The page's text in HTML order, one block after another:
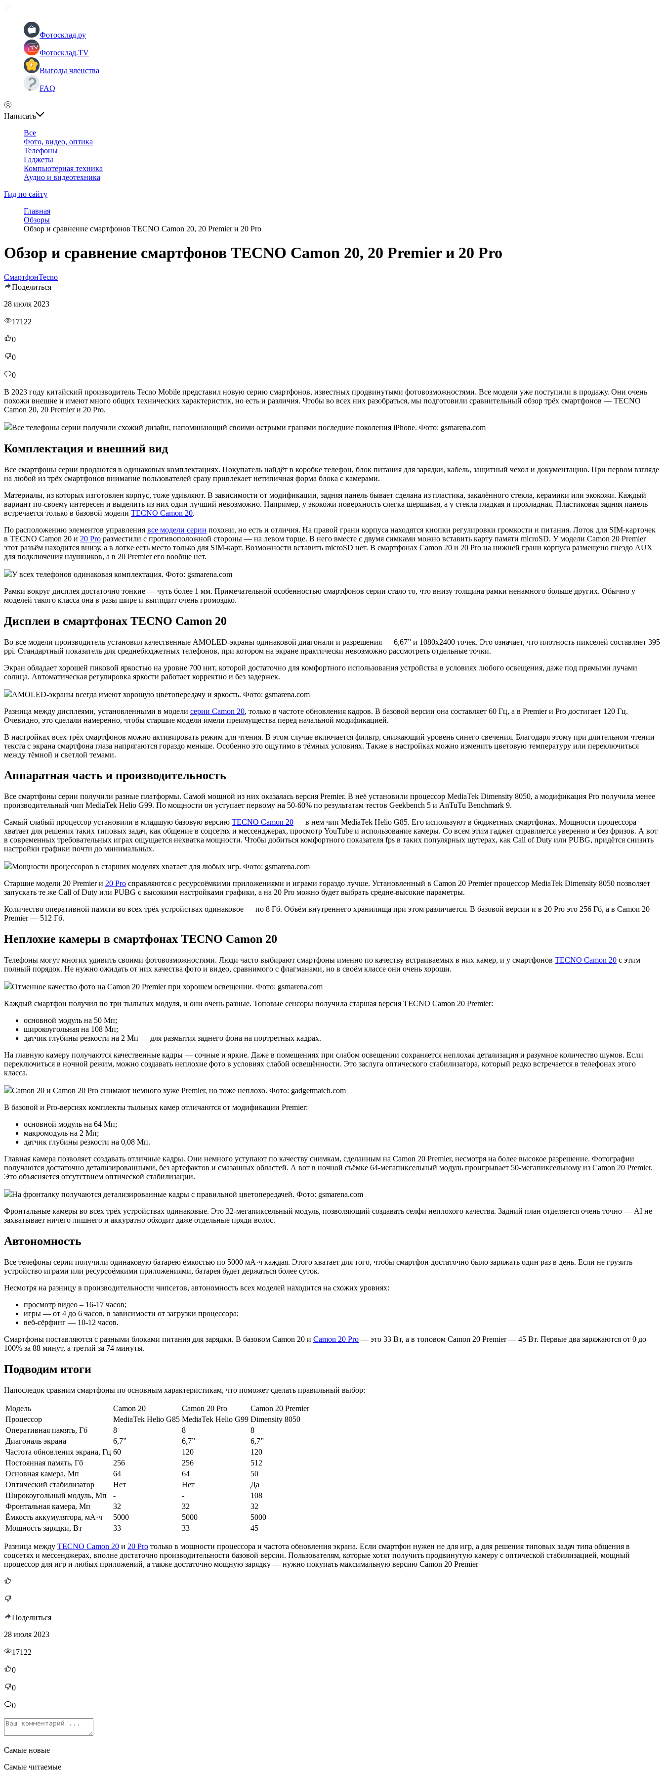
Фотосклад.ру
Фотосклад.TV
Выгоды членства
FAQ
Написать
Все
Фото, видео, оптика
Телефоны
Гаджеты
Компьютерная техника
Аудио и видеотехника
Гид по сайту
Главная
Обзоры
Обзор и сравнение смартфонов TECNO Camon 20, 20 Premier и 20 Pro
Обзор и сравнение смартфонов TECNO Camon 20, 20 Premier и 20 Pro
СмартфонTecno
Поделиться
28 июля 2023
17122
0
0
0
В 2023 году китайский производитель Tecno Mobile представил новую серию смартфонов, известных продвинутыми фотовозможностями. Все модели уже поступили в продажу. Они очень
похожи внешне и имеют много общих технических характеристик, но есть и различия. Чтобы во всех них разобраться, мы подготовили сравнительный обзор трёх смартфонов — TECNO
Camon 20, 20 Premier и 20 Pro.
Все телефоны серии получили схожий дизайн, напоминающий своими острыми гранями последние поколения iPhone. Фото: gsmarena.com
Комплектация и внешний вид
Все смартфоны серии продаются в одинаковых комплектациях. Покупатель найдёт в коробке телефон, блок питания для зарядки, кабель, защитный чехол и документацию. При первом взгляде
на любой из трёх смартфонов внимание пользователей сразу привлекает нетипичная форма блока с камерами.
Материалы, из которых изготовлен корпус, тоже удивляют. В зависимости от модификации, задняя панель бывает сделана из пластика, закалённого стекла, керамики или экокожи. Каждый
вариант по-своему интересен и выделить из них один лучший невозможно. Например, у экокожи поверхность слегка шершавая, а у стекла гладкая и прохладная. Пластиковая задняя панель
встречается только в базовой модели TECNO Camon 20.
По расположению элементов управления все модели серии похожи, но есть и отличия. На правой грани корпуса находятся кнопки регулировки громкости и питания. Лоток для SIM-карточек
в TECNO Camon 20 и 20 Pro разместили с противоположной стороны — на левом торце. В него вместе с двумя симками можно вставить карту памяти microSD. У модели Camon 20 Premier
этот разъём находится внизу, а в лотке есть место только для SIM-карт. Возможности вставить microSD нет. В смартфонах Camon 20 и 20 Pro на нижней грани корпуса размещено гнездо AUX
для подключения наушников, а в 20 Premier его вообще нет.
У всех телефонов одинаковая комплектация. Фото: gsmarena.com
Рамки вокруг дисплея достаточно тонкие — чуть более 1 мм. Примечательной особенностью смартфонов серии стало то, что внизу толщина рамки ненамного больше других. Обычно у
моделей такого класса она в разы шире и выглядит очень громоздко.
Дисплеи в смартфонах TECNO Camon 20
Во все модели производитель установил качественные AMOLED-экраны одинаковой диагонали и разрешения — 6,67” и 1080х2400 точек. Это означает, что плотность пикселей составляет 395
ppi. Стандартный показатель для среднебюджетных телефонов, при котором на экране практически невозможно рассмотреть отдельные точки.
Экран обладает хорошей пиковой яркостью на уровне 700 нит, которой достаточно для комфортного использования устройства в условиях любого освещения, даже под прямыми лучами
солнца. Автоматическая регулировка яркости работает корректно и без задержек.
AMOLED-экраны всегда имеют хорошую цветопередачу и яркость. Фото: gsmarena.com
Разница между дисплеями, установленными в модели серии Camon 20, только в частоте обновления кадров. В базовой версии она составляет 60 Гц, а в Premier и Pro достигает 120 Гц.
Очевидно, это сделали намеренно, чтобы старшие модели имели преимущества перед начальной модификацией.
В настройках всех трёх смартфонов можно активировать режим для чтения. В этом случае включается фильтр, снижающий уровень синего свечения. Благодаря этому при длительном чтении
текста с экрана смартфона глаза напрягаются гораздо меньше. Особенно это ощутимо в тёмных условиях. Также в настройках можно изменить цветовую температуру или переключиться
между тёмной и светлой темами.
Аппаратная часть и производительность
Все смартфоны серии получили разные платформы. Самой мощной из них оказалась версия Premier. В неё установили процессор MediaTek Dimensity 8050, а модификация Pro получила менее
производительный чип MediaTek Helio G99. По мощности он уступает первому на 50-60% по результатам тестов Geekbench 5 и AnTuTu Benchmark 9.
Самый слабый процессор установили в младшую базовую версию TECNO Camon 20 — в нем чип MediaTek Helio G85. Его используют в бюджетных смартфонах. Мощности процессора
хватает для решения таких типовых задач, как общение в соцсетях и мессенджерах, просмотр YouTube и использование камеры. Со всем этим гаджет справляется уверенно и без фризов. А вот
в современных требовательных играх ощущается нехватка мощности. Чтобы добиться комфортного показателя fps в таких популярных шутерах, как Call of Duty или PUBG, придётся снизить
настройки графики почти до минимальных.
Мощности процессоров в старших моделях хватает для любых игр. Фото: gsmarena.com
Старшие модели 20 Premier и 20 Pro справляются с ресурсоёмкими приложениями и играми гораздо лучше. Установленный в Camon 20 Premier процессор MediaTek Dimensity 8050 позволяет
запускать те же Call of Duty или PUBG с высокими настройками графики, а на 20 Pro можно будет выбрать средне-высокие параметры.
Количество оперативной памяти во всех трёх устройствах одинаковое — по 8 Гб. Объём внутреннего хранилища при этом различается. В базовой версии и в 20 Pro это 256 Гб, а в Camon 20
Premier — 512 Гб.
Неплохие камеры в смартфонах TECNO Camon 20
Телефоны могут многих удивить своими фотовозможностями. Люди часто выбирают смартфоны именно по качеству встраиваемых в них камер, и у смартфонов TECNO Camon 20 с этим
полный порядок. Не нужно ожидать от них качества фото и видео, сравнимого с флагманами, но в своём классе они очень хороши.
Отменное качество фото на Camon 20 Premier при хорошем освещении. Фото: gsmarena.com
Каждый смартфон получил по три тыльных модуля, и они очень разные. Топовые сенсоры получила старшая версия TECNO Camon 20 Premier:
основной модуль на 50 Мп;
широкоугольная на 108 Мп;
датчик глубины резкости на 2 Мп — для размытия заднего фона на портретных кадрах.
На главную камеру получаются качественные кадры — сочные и яркие. Даже в помещениях при слабом освещении сохраняется неплохая детализация и разумное количество шумов. Если
переключиться в ночной режим, можно создавать неплохие фото в условиях слабой освещённости. Это заслуга оптического стабилизатора, который редко встречается в телефонах этого
класса.
Camon 20 и Camon 20 Pro снимают немного хуже Premier, но тоже неплохо. Фото: gadgetmatch.com
В базовой и Pro-версиях комплекты тыльных камер отличаются от модификации Premier:
основной модуль на 64 Мп;
макромодуль на 2 Мп;
датчик глубины резкости на 0,08 Мп.
Главная камера позволяет создавать отличные кадры. Они немного уступают по качеству снимкам, сделанным на Camon 20 Premier, несмотря на более высокое разрешение. Фотографии
получаются достаточно детализированными, без артефактов и смазанных областей. А вот в ночной съёмке 64-мегапиксельный модуль проигрывает 50-мегапиксельному из Camon 20 Premier.
Это объясняется отсутствием оптической стабилизации.
На фронталку получаются детализированные кадры с правильной цветопередачей. Фото: gsmarena.com
Фронтальные камеры во всех трёх устройствах одинаковые. Это 32-мегапиксельный модуль, позволяющий создавать селфи неплохого качества. Задний план отделяется очень точно — AI не
захватывает ничего лишнего и аккуратно обходит даже отдельные пряди волос.
Автономность
Все телефоны серии получили одинаковую батарею ёмкостью по 5000 мА·ч каждая. Этого хватает для того, чтобы смартфон достаточно было заряжать один раз в день. Если не грузить
устройство играми или ресурсоёмкими приложениями, батарея будет держаться более суток.
Несмотря на разницу в производительности чипсетов, автономность всех моделей находится на схожих уровнях:
просмотр видео – 16-17 часов;
игры — от 4 до 6 часов, в зависимости от загрузки процессора;
веб-сёрфинг — 10-12 часов.
Смартфоны поставляются с разными блоками питания для зарядки. В базовом Camon 20 и Camon 20 Pro — это 33 Вт, а в топовом Camon 20 Premier — 45 Вт. Первые два заряжаются от 0 до
100% за 88 минут, а третий за 74 минуты.
Подводим итоги
Напоследок сравним смартфоны по основным характеристикам, что поможет сделать правильный выбор:
Модель Camon 20 Camon 20 Pro
Camon 20 Premier
Процессор
MediaTek Helio G85 MediaTek Helio G99 Dimensity 8050
Оперативная память, Гб
8 8
8
Диагональ экрана
6,7” 6,7”
6,7”
Частота обновления экрана, Гц 60 120
120
Постоянная память, Гб
256 256
512
Основная камера, Мп
64 64
50
Оптический стабилизатор
Нет Нет
Да
Широкоугольный модуль, Мп
- -
108
Фронтальная камера, Мп
32 32
32
Ёмкость аккумулятора, мА·ч
5000 5000
5000
Мощность зарядки, Вт
33 33 45
Разница между TECNO Camon 20 и 20 Pro только в мощности процессора и частота обновления экрана. Если смартфон нужен не для игр, а для решения типовых задач типа общения в
соцсетях и мессенджерах, вполне достаточно производительности базовой версии. Пользователям, которые хотят получить продвинутую камеру с оптической стабилизацией, мощный
процессор для игр и любых приложений, а также достаточно мощную зарядку — нужно покупать максимальную версию Camon 20 Premier
Поделиться
28 июля 2023
17122
0
0
0
Самые новые
Самые читаемые